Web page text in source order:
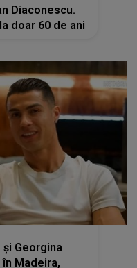
Diaconescu.
doar 60 de ani
Georgina
Madeira,